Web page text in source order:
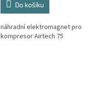
Do košíku
náhradní elektromagnet pro
kompresor Airtech 75